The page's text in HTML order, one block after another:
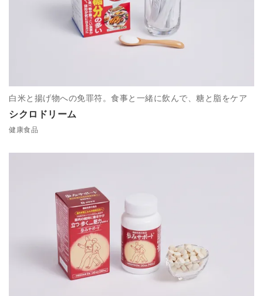
シクロドリーム
白米と揚げ物への免罪符。食事と一緒に飲んで、糖と脂をケア
健康食品